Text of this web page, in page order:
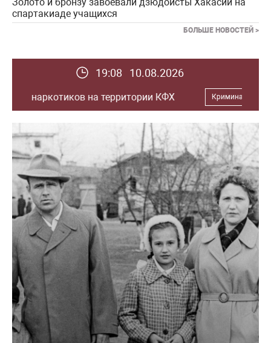
спартакиаде учащихся
БОЛЬШЕ НОВОСТЕЙ >
19:08 10.08.2026
Криминал У школьницы из Саяногорска